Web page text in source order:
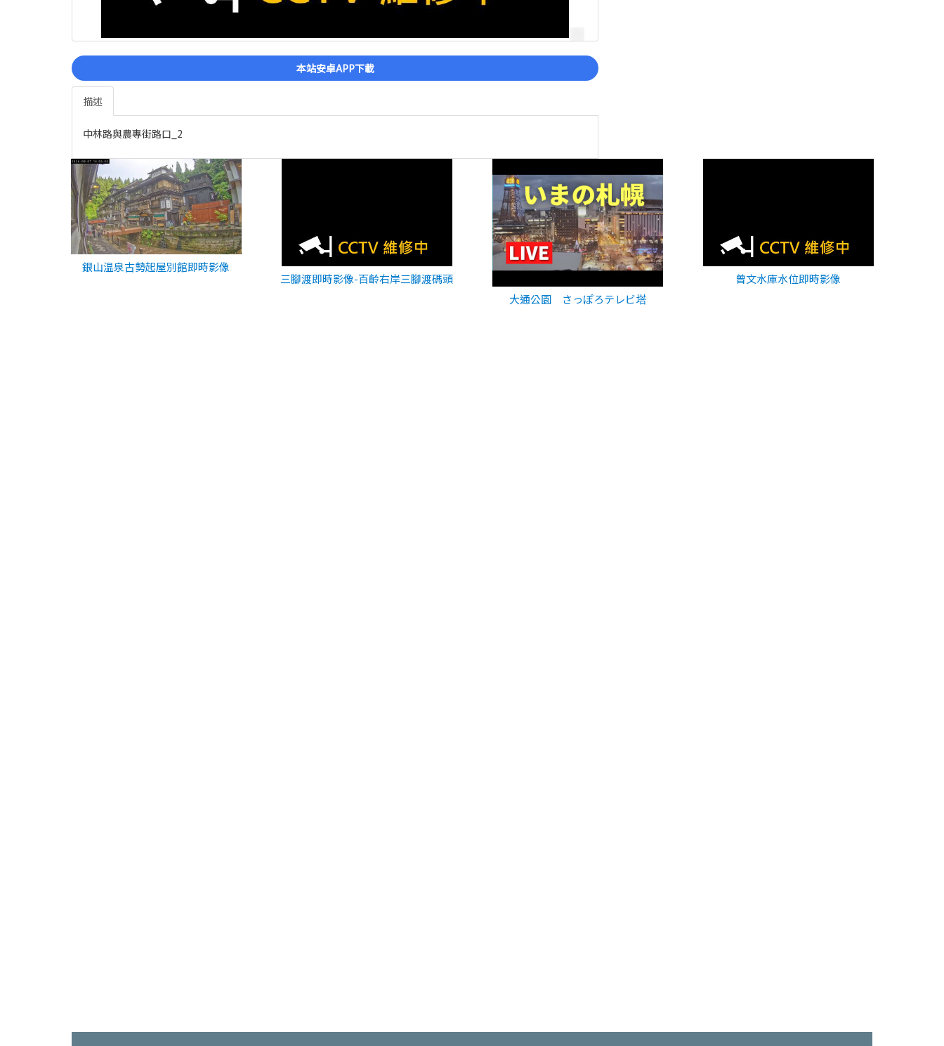
本站安卓APP下載
描述
中林路與農專街路口_2
銀山温泉古勢起屋別館即時影像
三腳渡即時影像-百齡右岸三腳渡碼頭
大通公園 さっぽろテレビ塔
曾文水庫水位即時影像